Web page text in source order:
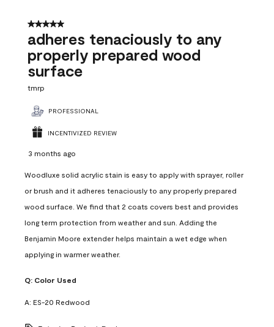
5 out of 5 stars.
adheres tenaciously to any
properly prepared wood
surface
tmrp
PROFESSIONAL
INCENTIVIZED REVIEW
3 months ago
Woodluxe solid acrylic stain is easy to apply with sprayer, roller
or brush and it adheres tenaciously to any properly prepared
wood surface. We find that 2 coats covers best and provides
long term protection from weather and sun. Adding the
Benjamin Moore extender helps maintain a wet edge when
applying in warmer weather.
Q: Color Used
A: ES-20 Redwood